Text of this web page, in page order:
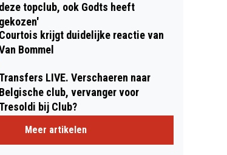
deze topclub, ook Godts heeft
gekozen'
Courtois krijgt duidelijke reactie van
Bommel
Transfers LIVE. Verschaeren naar
Belgische club, vervanger voor
Tresoldi bij Club?
Meer artikelen